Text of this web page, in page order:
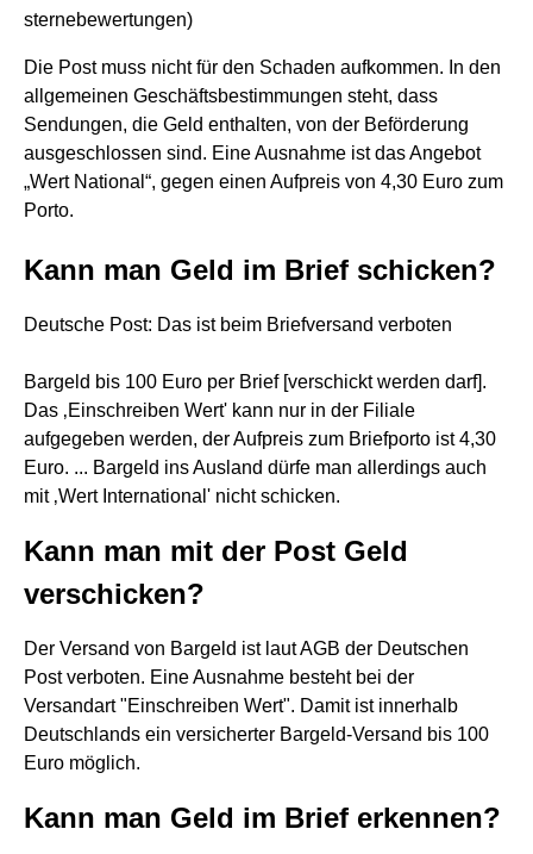
sternebewertungen)
Die Post muss nicht für den Schaden aufkommen. In den
allgemeinen Geschäftsbestimmungen steht, dass
Sendungen, die Geld enthalten, von der Beförderung
ausgeschlossen sind. Eine Ausnahme ist das Angebot
„Wert National“, gegen einen Aufpreis von 4,30 Euro zum
Porto.
Kann man Geld im Brief schicken?
Deutsche Post: Das ist beim Briefversand verboten
Bargeld bis 100 Euro per Brief [verschickt werden darf].
Das ‚Einschreiben Wert' kann nur in der Filiale
aufgegeben werden, der Aufpreis zum Briefporto ist 4,30
Euro. ... Bargeld ins Ausland dürfe man allerdings auch
mit ‚Wert International' nicht schicken.
Kann man mit der Post Geld
verschicken?
Der Versand von Bargeld ist laut AGB der Deutschen
Post verboten. Eine Ausnahme besteht bei der
Versandart "Einschreiben Wert". Damit ist innerhalb
Deutschlands ein versicherter Bargeld-Versand bis 100
Euro möglich.
Kann man Geld im Brief erkennen?